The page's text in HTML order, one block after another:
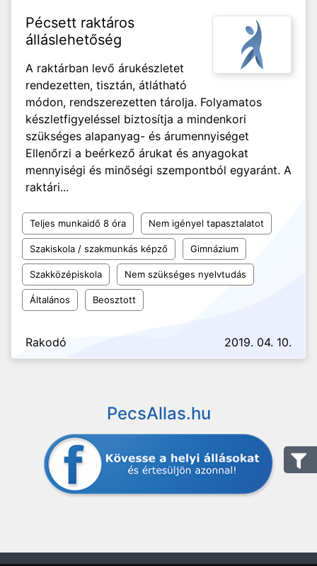
Pécsett raktáros
álláslehetőség
A raktárban levő árukészletet
rendezetten, tisztán, átlátható
módon, rendszerezetten tárolja. Folyamatos
készletfigyeléssel biztosítja a mindenkori
szükséges alapanyag- és árumennyiséget
Ellenőrzi a beérkező árukat és anyagokat
mennyiségi és minőségi szempontból egyaránt. A
raktári...
Teljes munkaidő 8 óra Nem igényel tapasztalatot
Szakiskola / szakmunkás képző Gimnázium
Szakközépiskola Nem szükséges nyelvtudás
Általános Beosztott
Rakodó 2019. 04. 10.
PecsAllas.hu